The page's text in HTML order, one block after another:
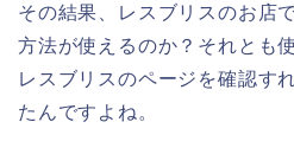
その結果、レスブリスのお店
方法が使えるのか？それとも
レスブリスのページを確認す
たんですよね。